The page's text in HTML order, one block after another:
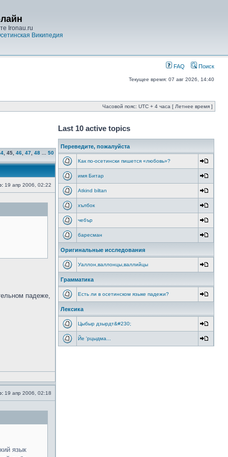
Ironau.ru
Википедия
FAQ Поиск
Текущее время: 07 авг 2026, 14:40
Часовой пояс: UTC + 4 часа [ Летнее время ]
45 46 47 48 50
19 апр 2006, 02:22
падеже,
19 апр 2006, 02:18
язык
Last 10 active topics
Переведите, пожалуйста
Как по-осетински пишется «любовь»?
имя Битар
Atkind biltan
хълбок
чебър
баресман
Оригинальные исследования
Уаллон,валлонцы,валлийцы
Грамматика
Есть ли в осетинском языке падежи?
Лексика
Цыбыр дзырдт&#230;
Йе 'рцыдма...